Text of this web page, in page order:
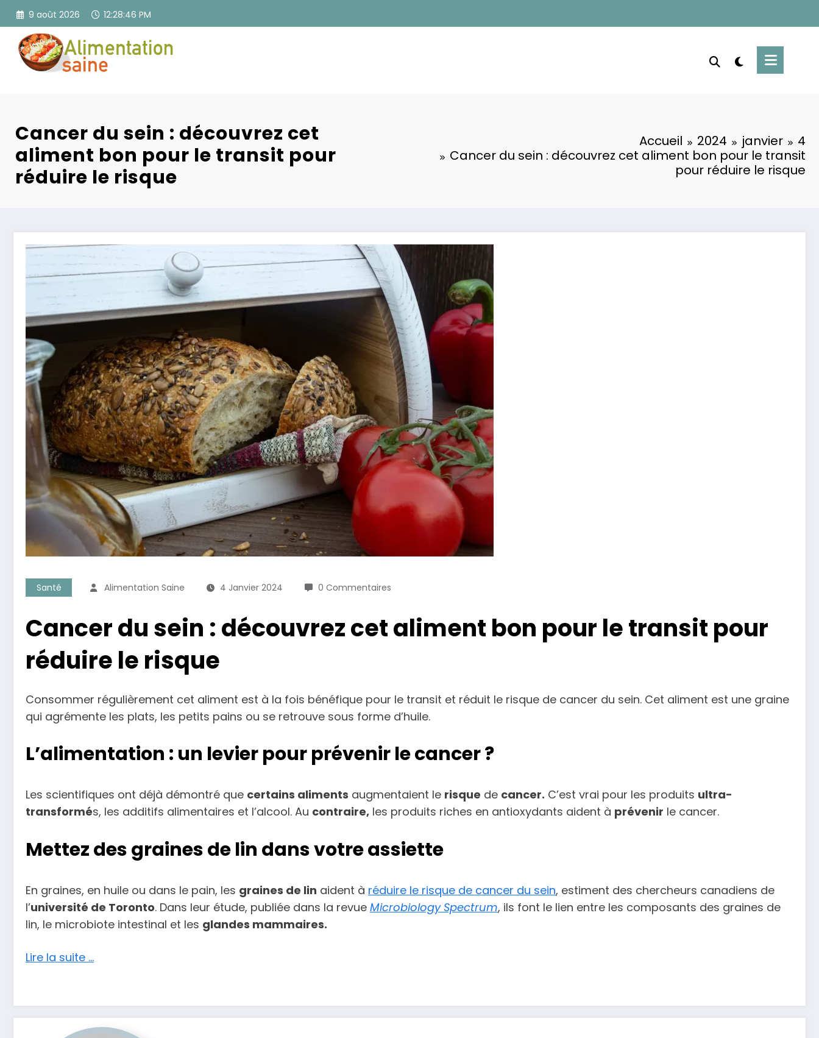
Aller
contenu
9 août 2026 12:28:48 PM
Cancer du sein : découvrez cet
aliment bon pour le transit pour
réduire le risque
Accueil 2024 janvier
4
Cancer du sein : découvrez cet aliment bon pour le transit
pour réduire le risque
Santé Alimentation Saine 4 Janvier 2024 0 Commentaires
Cancer du sein : découvrez cet aliment bon pour le transit pour
réduire le risque
Consommer régulièrement cet aliment est à la fois bénéfique pour le transit et réduit le risque de cancer du sein. Cet aliment est une graine
qui agrémente les plats, les petits pains ou se retrouve sous forme d’huile.
L’alimentation : un levier pour prévenir le cancer ?
Les scientifiques ont déjà démontré que certains aliments augmentaient le risque de cancer. C’est vrai pour les produits ultra-
transformés, les additifs alimentaires et l’alcool. Au contraire, les produits riches en antioxydants aident à prévenir le cancer.
Mettez des graines de lin dans votre assiette
En graines, en huile ou dans le pain, les graines de lin aident à réduire le risque de cancer du sein, estiment des chercheurs canadiens de
l’université de Toronto. Dans leur étude, publiée dans la revue Microbiology Spectrum, ils font le lien entre les composants des graines de
lin, le microbiote intestinal et les glandes mammaires.
Lire la suite …